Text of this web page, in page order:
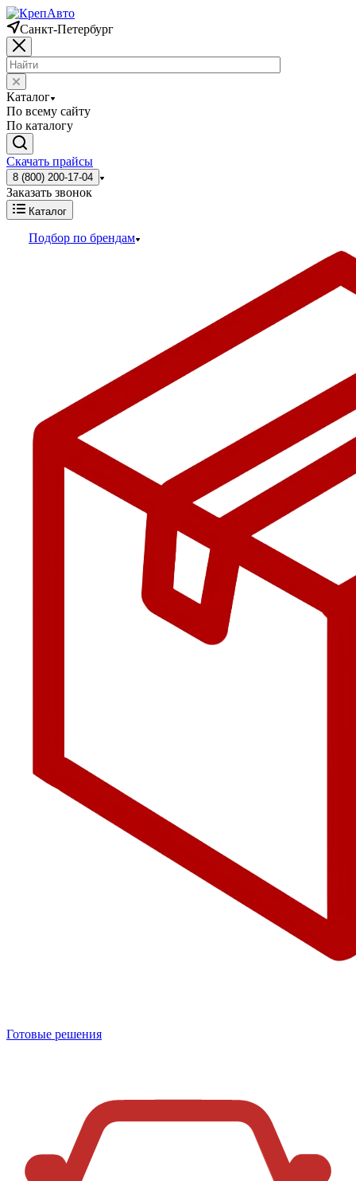
Санкт-Петербург
Каталог
По всему сайту
По каталогу
Скачать прайсы
8 (800) 200-17-04
Заказать звонок
Каталог
Подбор по брендам
Готовые решения